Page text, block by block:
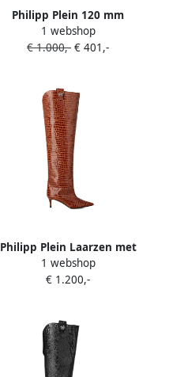
Philipp Plein 120 mm
laarzen met metallic neus
en krokodillen-reliëf Beige
1 webshop
€ 1.000,- € 401,-
Philipp Plein Laarzen met
lage hak en print Bruin
1 webshop
€ 1.200,-